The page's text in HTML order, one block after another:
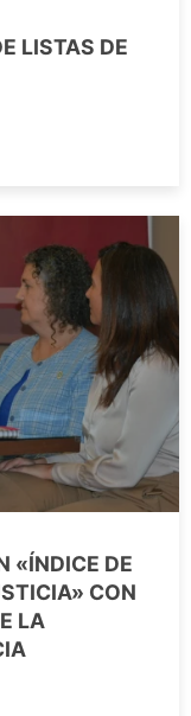
LISTAS DE
«ÍNDICE DE
CON
LA